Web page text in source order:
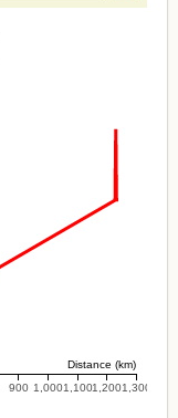
900 1,0001,1001,2001,300
Distance (km)